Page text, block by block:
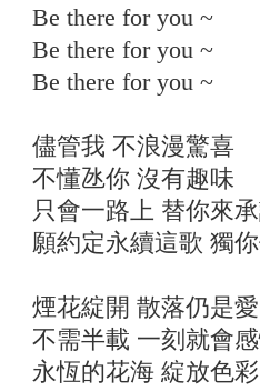
Be there for you ~
Be there for you ~
Be there for you ~
儘管我 不浪漫驚喜
不懂氹你 沒有趣味
只會一路上 替你來
願約定永續這歌 獨
煙花綻開 散落仍是愛
不需半載 一刻就會
永恆的花海 綻放色